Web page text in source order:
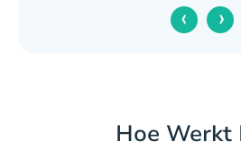
‹ ›
Hoe Werkt